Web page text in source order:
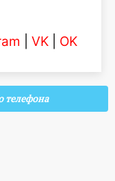
VK OK
телефона